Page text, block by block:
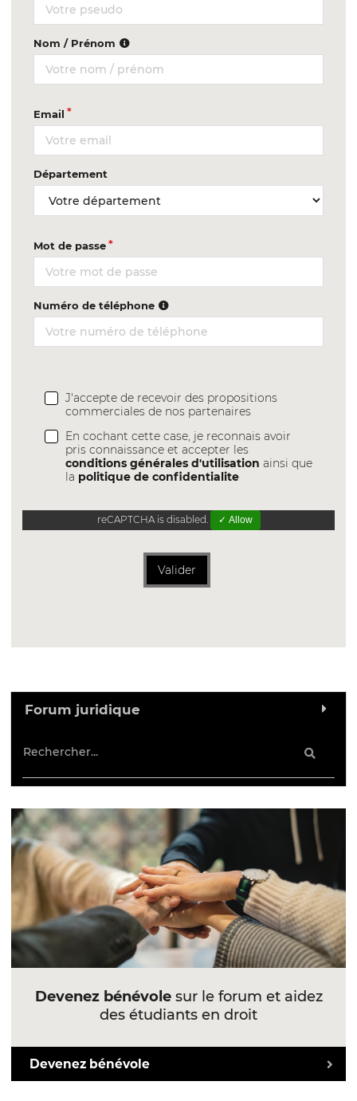
Nom / Prénom
Email
Département
Mot de passe
Numéro de téléphone
J'accepte de recevoir des propositions
commerciales de nos partenaires
En cochant cette case, je reconnais avoir
pris connaissance et accepter les
conditions générales d'utilisation ainsi que
la politique de confidentialite
reCAPTCHA is disabled. ✓ Allow
Valider
Forum juridique
Devenez bénévolesur le forum et aidez
des étudiants en droit
Devenez bénévole